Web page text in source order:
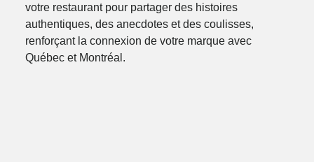
votre restaurant pour partager des histoires
authentiques, des anecdotes et des coulisses,
renforçant la connexion de votre marque avec
Québec et Montréal.